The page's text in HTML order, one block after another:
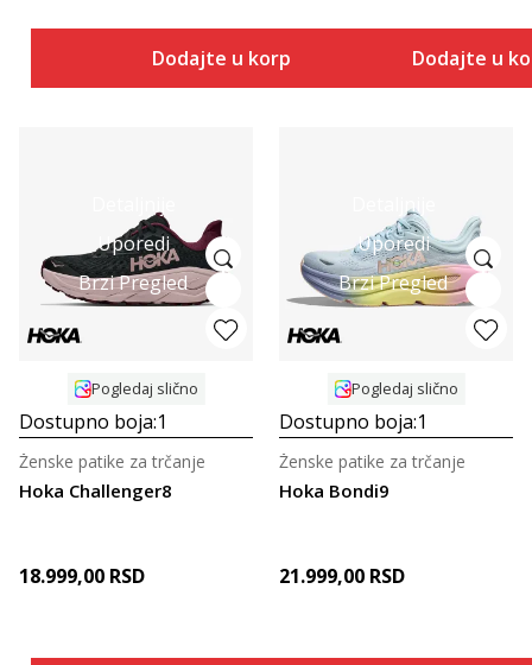
Dodajte u korpu Dodajte u
Uporedi
Brzi Pregled
Pogledaj slično
Dostupno boja:1
Hoka Challenger8
Ženske patike za trčanje
18.999,00 RSD
Detaljnije
Uporedi
Brzi Pregled
Pogledaj slično
Dostupno boja:1
Hoka Bondi9
Ženske patike za trčanje
21.999,00 RSD